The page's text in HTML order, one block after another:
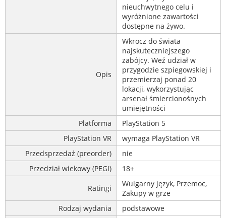
nieuchwytnego celu i
wyróżnione zawartości
dostępne na żywo.
Opis
Wkrocz do świata
najskuteczniejszego
zabójcy. Weź udział w
przygodzie szpiegowskiej i
przemierzaj ponad 20
lokacji, wykorzystując
arsenał śmiercionośnych
umiejętności
Platforma
PlayStation 5
PlayStation VR
wymaga PlayStation VR
Przedsprzedaż (preorder)
nie
Przedział wiekowy (PEGI)
18+
Ratingi
Wulgarny język, Przemoc,
Zakupy w grze
Rodzaj wydania
podstawowe